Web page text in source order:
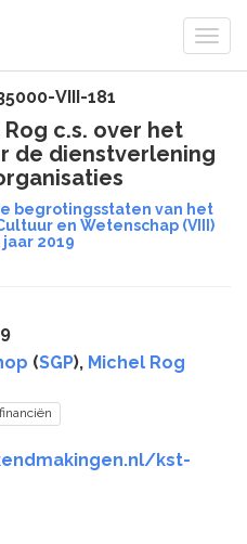
VIII-181
c.s. over het
de dienstverlening
begrotingsstaten van het
en Wetenschap (VIII)
2019
(SGP), Michel Rog
financiën
kst-